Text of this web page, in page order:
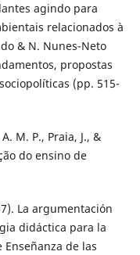
agindo para
relacionados à
& N. Nunes-Neto
propostas
(pp. 515-
M. P., Praia, J., &
do ensino de
La argumentación
didáctica para la
de las